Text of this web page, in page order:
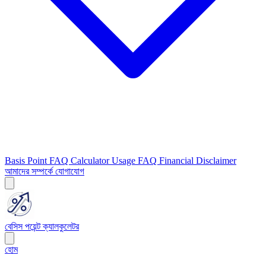
Basis Point FAQ Calculator Usage FAQ Financial Disclaimer
আমাদের সম্পর্কে যোগাযোগ
বেসিস পয়েন্ট ক্যালকুলেটর
হোম